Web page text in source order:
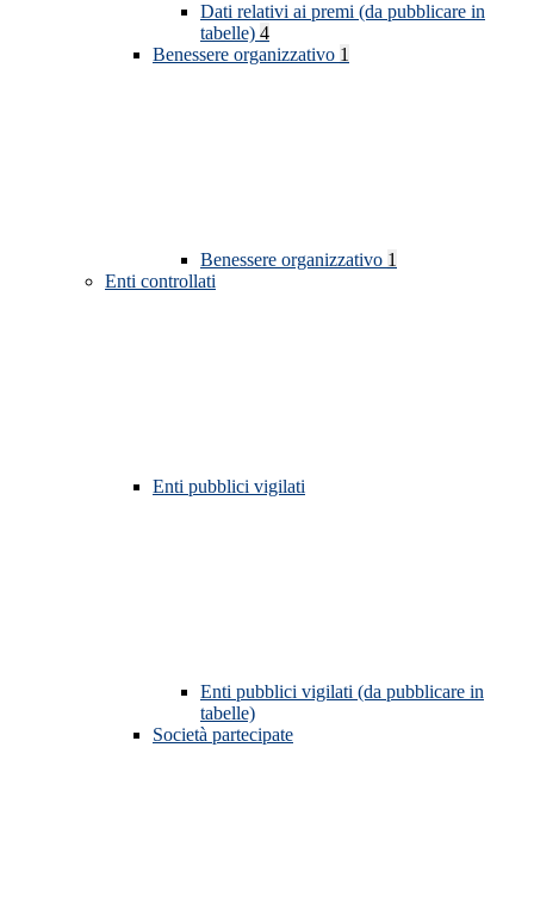
Dati relativi ai premi (da pubblicare in
tabelle) 4
Benessere organizzativo 1
Benessere organizzativo 1
Enti controllati
Enti pubblici vigilati
Enti pubblici vigilati (da pubblicare in
tabelle)
Società partecipate